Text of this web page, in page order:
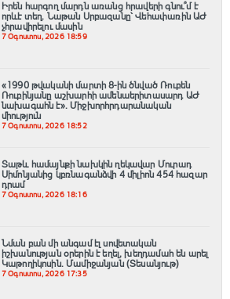
Իրեն հարգող մարդն առանց հրավերի գնու՞մ է
որևէ տեղ. Նաթան Սրբազանը՝ Վեհափառին ԱԺ
չհրավիրելու մասին
7 Օգոստոս, 2026 18:59
«1990 թվականի մարտի 8-ին ծնված Ռուբեն
Ռուբինյանը աշխարհի ամենաերիտասարդ ԱԺ
նախագահն է»․ Միջխորհրդարանական
միություն
7 Օգոստոս, 2026 18:52
Տաթև համայնքի նախկին ղեկավար Մուրադ
Սիմոնյանից կբռնագանձվի 4 միլիոն 454 հազար
դրամ
7 Օգոստոս, 2026 18:16
Նման բան մի անգամ էլ սովետական
իշխանության օրերին է եղել, խեղդամահ են արել
Կաթողիկոսին. Մամիջանյան (Տեսանյութ)
7 Օգոստոս, 2026 17:35